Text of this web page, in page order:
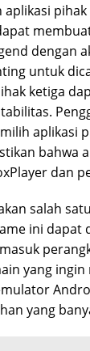
dengan
untuk
ketiga
aplikasi
bahwa
dan
salah
ini dapat
yang
yang